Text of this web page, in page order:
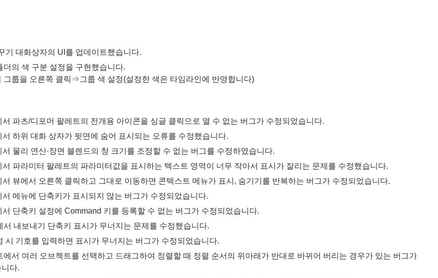
기 대화상자의 UI를 업데이트했습니다.
더의 색 구분 설정을 구현했습니다.
룹을 오른쪽 클릭⇒그룹 색 설정(설정한 색은 타임라인에 반영합니다)
서 파츠/디포머 팔레트의 전개용 아이콘을 싱글 클릭으로 열 수 없는 버그가 수정되었습니다.
서 하위 대화 상자가 뒷면에 숨어 표시되는 오류를 수정했습니다.
서 물리 연산·장면 블렌드의 창 크기를 조정할 수 없는 버그를 수정하였습니다.
서 파라미터 팔레트의 파라미터값을 표시하는 텍스트 영역이 너무 작아서 표시가 잘리는 문제를 수정했습니다.
서 뷰에서 오른쪽 클릭하고 그대로 이동하면 콘텍스트 메뉴가 표시, 숨기기를 반복하는 버그가 수정되었습니다.
서 메뉴에 단축키가 표시되지 않는 버그가 수정되었습니다.
서 단축키 설정에 Command 키를 등록할 수 없는 버그가 수정되었습니다.
서 내보내기 단축키 표시가 무너지는 문제를 수정했습니다.
시 기호를 입력하면 표시가 무너지는 버그가 수정되었습니다.
에서 여러 오브젝트를 선택하고 드래그하여 정렬할 때 정렬 순서의 위아래가 반대로 바뀌어 버리는 경우가 있는 버그가
다.